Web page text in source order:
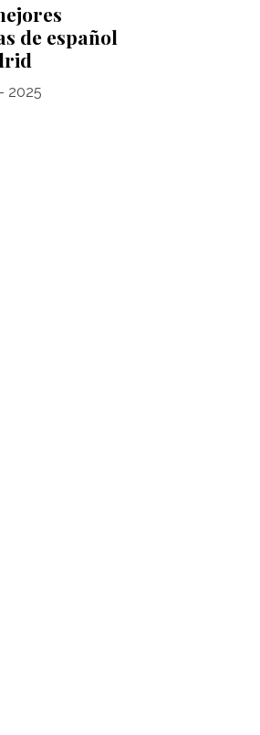
de español
2025